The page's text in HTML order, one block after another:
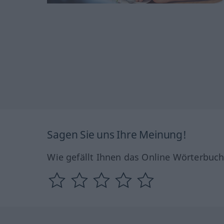
Sagen Sie uns Ihre Meinung!
Wie gefällt Ihnen das Online